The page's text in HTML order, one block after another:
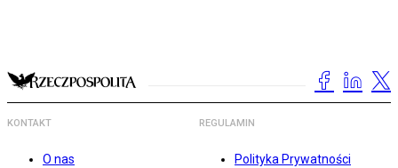
KONTAKT
O nas
REGULAMIN
Polityka Prywatności